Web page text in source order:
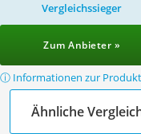
Vergleichssieger
Zum Anbieter »
ⓘ Informationen zur
Ähnliche